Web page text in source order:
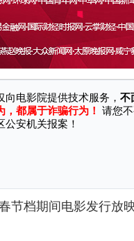
微信、第三方网站/软件等渠
向电影院提供技术服务，不
，都属于诈骗行为！请您
公安机关报案！
节档期间电影发行放